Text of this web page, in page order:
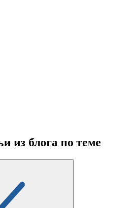
из блога по теме